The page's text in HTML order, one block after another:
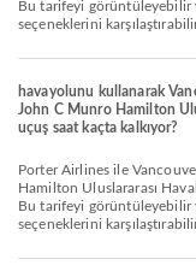
Bu tarifeyi görüntüleyebilir
seçeneklerini
havayolunu kullanarak
John C Munro Hamilton
uçuş saat kaçta kalkıyor?
Porter Airlines ile Vancouver Uluslararası Havalimanı çıkışlı John C Munro
Hamilton Uluslararası
Bu tarifeyi görüntüleyebilir
seçeneklerini